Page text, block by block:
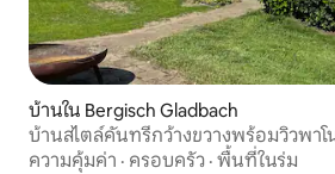
บ้านใน Bergisch Gladbach
บ้านสไตล์คันทรีกว้างขวางพร้อมวิวพาโ
ความคุ้มค่า · ครอบครัว · พื้นที่ในร่ม